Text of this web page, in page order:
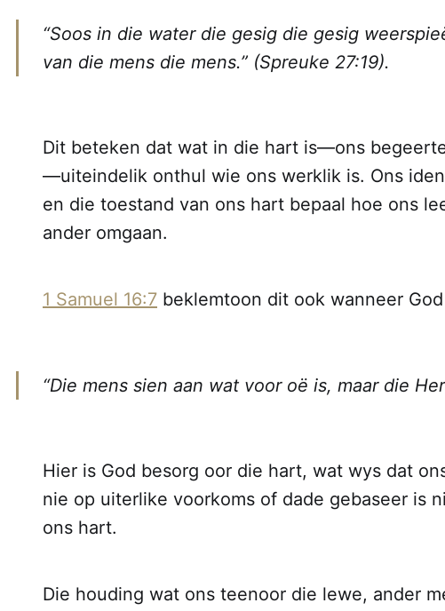
“Soos in die water die gesig die gesig
van die mens die mens.” (Spreuke 27:19).
Dit beteken dat wat in die hart is—ons
—uiteindelik onthul wie ons werklik is. Ons
en die toestand van ons hart bepaal hoe ons
ander omgaan.
1 Samuel 16:7 beklemtoon dit ook wanneer
“Die mens sien aan wat voor oë is, maar die
Hier is God besorg oor die hart, wat wys dat
nie op uiterlike voorkoms of dade gebaseer is
ons hart.
Die houding wat ons teenoor die lewe, ander